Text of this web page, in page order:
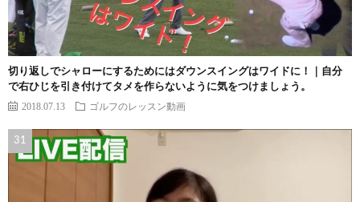
切り返しでシャローにするためにはダウンスイングはワイドに！｜自分
で右ひじを引き付けてタメを作らないように気をつけましょう。
2018.07.13 ゴルフのレッスン動画